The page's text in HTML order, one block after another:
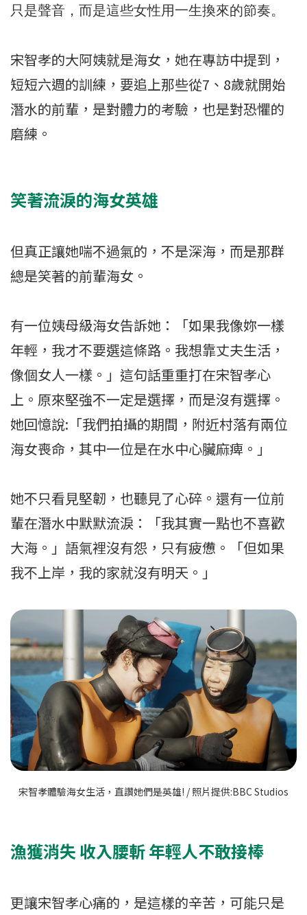
只是聲音，而是這些女性用一生換來的節奏。
宋智孝的大阿姨就是海女，她在專訪中提到，
短短六週的訓練，要追上那些從7、8歲就開始
潛水的前輩，是對體力的考驗，也是對恐懼的
磨練。
笑著流淚的海女英雄
但真正讓她喘不過氣的，不是深海，而是那群
總是笑著的前輩海女。
有一位姨母級海女告訴她：「如果我像妳一樣
年輕，我才不要選這條路。我想靠丈夫生活，
像個女人一樣。」這句話重重打在宋智孝心
上。原來堅強不一定是選擇，而是沒有選擇。
她回憶說:「我們拍攝的期間，附近村落有兩位
海女喪命，其中一位是在水中心臟麻痺。」
她不只看見堅韌，也聽見了心碎。還有一位前
輩在潛水中默默流淚：「我其實一點也不喜歡
大海。」語氣裡沒有怨，只有疲憊。「但如果
我不上岸，我的家就沒有明天。」
宋智孝體驗海女生活，直讚她們是英雄! / 照片提供:BBC Studios
漁獲消失 收入腰斬 年輕人不敢接棒
更讓宋智孝心痛的，是這樣的辛苦，可能只是